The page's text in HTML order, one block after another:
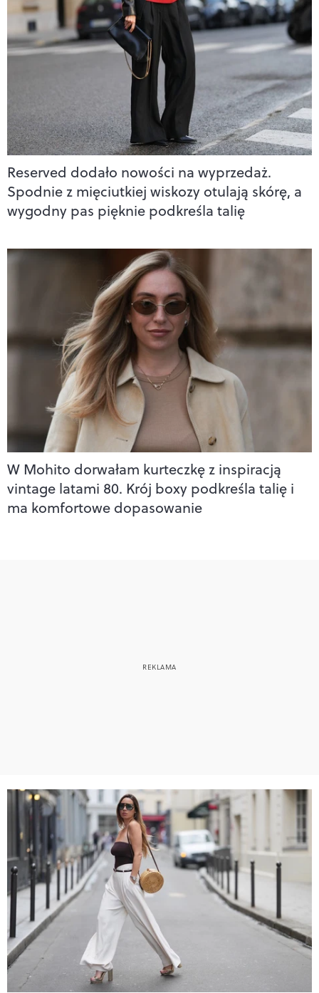
Reserved dodało nowości na wyprzedaż.
Spodnie z mięciutkiej wiskozy otulają skórę, a
wygodny pas pięknie podkreśla talię
W Mohito dorwałam kurteczkę z inspiracją
vintage latami 80. Krój boxy podkreśla talię i
ma komfortowe dopasowanie